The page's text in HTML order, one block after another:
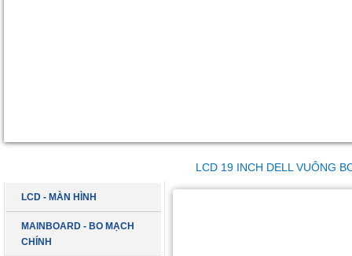
LCD - MÀN HÌNH
MAINBOARD - BO MẠCH
CHÍNH
LCD 19 INCH DELL VUÔNG